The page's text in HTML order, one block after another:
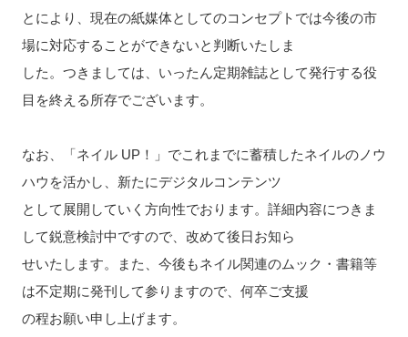
とにより、現在の紙媒体としてのコンセプトでは今後の市
場に対応することができないと判断いたしま
した。つきましては、いったん定期雑誌として発行する役
目を終える所存でございます。
なお、「ネイル UP！」でこれまでに蓄積したネイルのノウ
ハウを活かし、新たにデジタルコンテンツ
として展開していく方向性でおります。詳細内容につきま
して鋭意検討中ですので、改めて後日お知ら
せいたします。また、今後もネイル関連のムック・書籍等
は不定期に発刊して参りますので、何卒ご支援
の程お願い申し上げます。